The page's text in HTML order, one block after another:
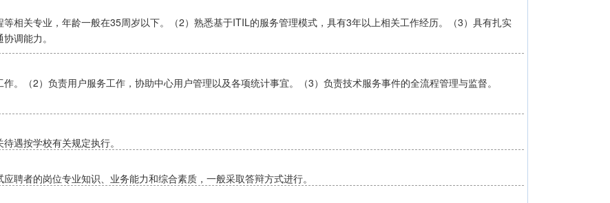
等相关专业，年龄一般在35周岁以下。（2）熟悉基于ITIL的服务管理模式，具有3年以上相关工作经历。（3）具有扎实
调能力。
。（2）负责用户服务工作，协助中心用户管理以及各项统计事宜。（3）负责技术服务事件的全流程管理与监督。
遇按学校有关规定执行。
聘者的岗位专业知识、业务能力和综合素质，一般采取答辩方式进行。